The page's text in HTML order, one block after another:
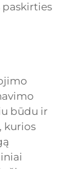
paskirties
būdu ir
kurios